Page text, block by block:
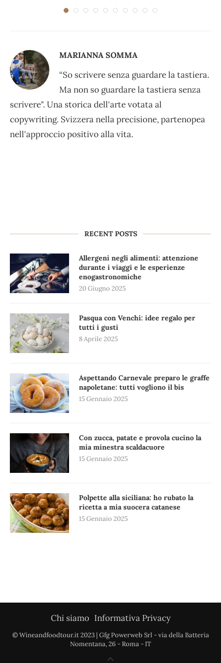
MARIANNA SOMMA
“So scrivere senza guardare la tastiera.
Ma non so guardare la tastiera senza
scrivere". Una storica dell'arte votata al
copywriting. Svizzera nella precisione, partenopea
nell'approccio positivo alla vita.
RECENT POSTS
Allergeni negli alimenti: attenzione
durante i viaggi e le esperienze
enogastronomiche
20 Giugno 2025
Pasqua con Venchi: idee regalo per
tutti i gusti
8 Aprile 2025
Aspettando Carnevale preparo le graffe
napoletane: tutti vogliono il bis
15 Gennaio 2025
Con zucca, patate e provola cucino la
mia minestra scaldacuore
15 Gennaio 2025
Polpette alla siciliana: ho rubato la
ricetta a mia suocera catanese
15 Gennaio 2025
Chi siamo Informativa Privacy
© Wineandfoodtour.it 2023 | Gfg Powerweb Srl - via della Batteria
Nomentana, 26 - Roma - IT